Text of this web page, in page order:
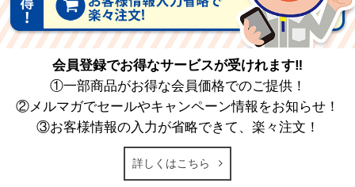
会員登録でお得なサービスが受けれます‼
①一部商品がお得な会員価格でのご提供！
②メルマガでセールやキャンペーン情報をお知らせ！
③お客様情報の入力が省略できて、楽々注文！
詳しくはこちら